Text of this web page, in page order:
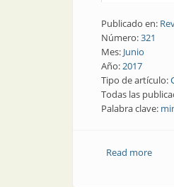
Publicado en:
Número:321
Mes: Junio
Año:2017
Tipo de artículo:
Todas las
Palabra clave:
Read more